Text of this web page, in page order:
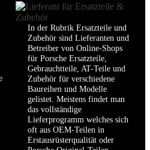
In der Rubrik Ersatzteile und
Zubehör sind Lieferanten und
Betreiber von Online-Shops
für Porsche Ersatzteile,
Gebrauchtteile, AT-Teile und
Zubehör für verschiedene
Baureihen und Modelle
gelistet. Meistens findet man
das vollständige
Lieferprogramm welches sich
oft aus OEM-Teilen in
Erstausrüsterqualität oder